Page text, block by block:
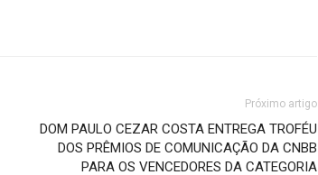
Próximo artigo
DOM PAULO CEZAR COSTA ENTREGA TROFÉU
DOS PRÊMIOS DE COMUNICAÇÃO DA CNBB
PARA OS VENCEDORES DA CATEGORIA